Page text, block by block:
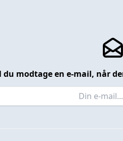
du modtage en e-mail, når